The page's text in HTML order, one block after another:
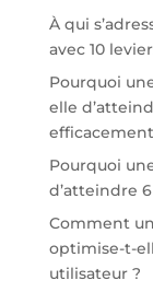
À qui
avec 10
Pourquoi
elle
Pourquoi
d’atteindre
Comment
optimise-t-
utilisateur ?